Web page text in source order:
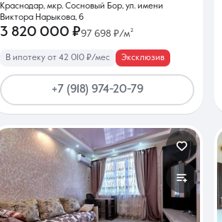
Краснодар, мкр. Сосновый Бор, ул. имени
Виктора Нарыкова, 6
3 820 000 ₽97 698 ₽/м²
В ипотеку от 42 010 ₽/мес Эксклюзив
+7 (918) 974-20-79